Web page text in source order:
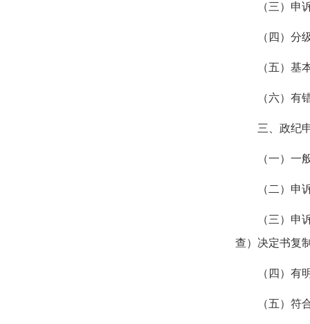
（三）申
（四）分
（五）基
（六）有
三、政纪
（一）一
（二）申
（三）
查）决定书复
（四）有
（五）符